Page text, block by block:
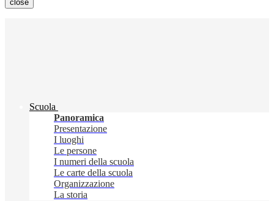
close
Scuola
Panoramica
Presentazione
I luoghi
Le persone
I numeri della scuola
Le carte della scuola
Organizzazione
La storia